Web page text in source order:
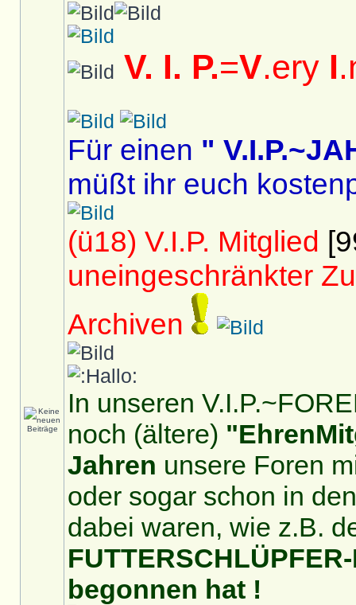
V. I. P.=V.ery I
Für einen "
müßt ihr euch
(ü18) V.I.P. Mitglied
uneingeschränkter
Archiven
In unseren
noch (ältere)
Jahren unsere Foren
oder sogar schon in
dabei waren, wie z.B.
begonnen hat !